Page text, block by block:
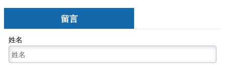
留言
姓名